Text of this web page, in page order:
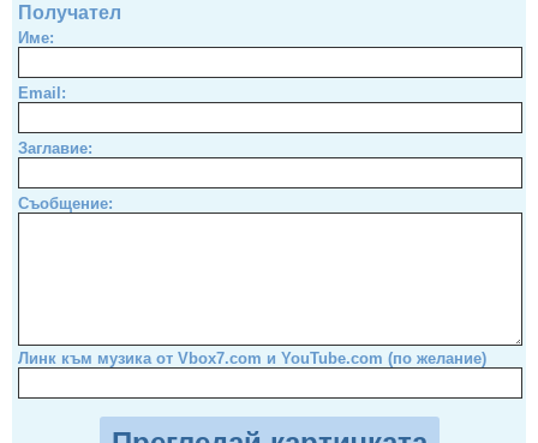
Получател
Име:
Email:
Заглавие:
Съобщение:
Линк към музика от Vbox7.com и YouTube.com (по желание)